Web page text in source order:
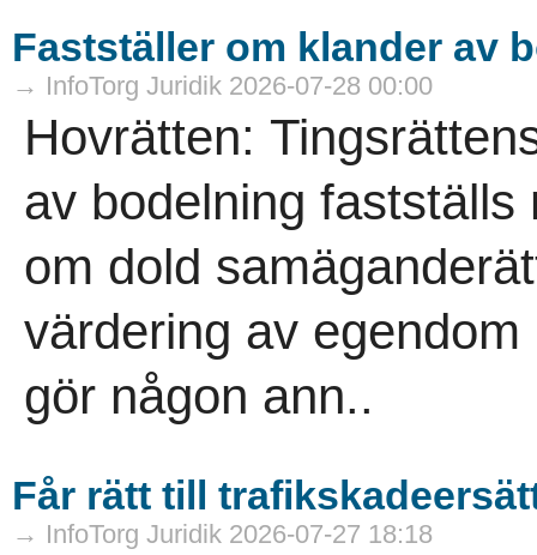
Fastställer om klander av
→ InfoTorg Juridik 2026-07-28 00:00
Hovrätten:
av bodelning
om dold
värdering av
gör någon ann..
Får rätt till
→ InfoTorg Juridik 2026-07-27 18:18